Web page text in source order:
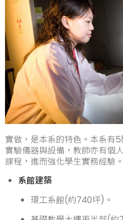
實做，是本系的特色。本系有
實驗儀器與設備，教師亦有個
課程，進而強化學生實務經驗。
系館建築
環工系館(約740坪)。